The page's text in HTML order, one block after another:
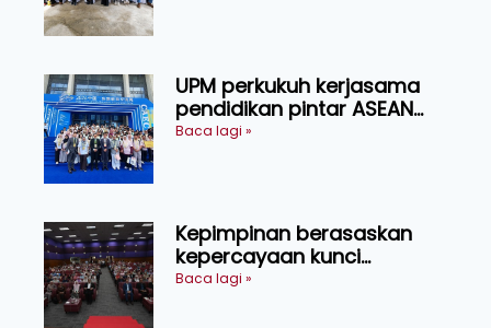
UPM perkukuh kerjasama
pendidikan pintar ASEAN
menerusi lawatan rasmi ke
Baca lagi »
Kepimpinan berasaskan
kepercayaan kunci
kecemerlangan institusi -
Baca lagi »